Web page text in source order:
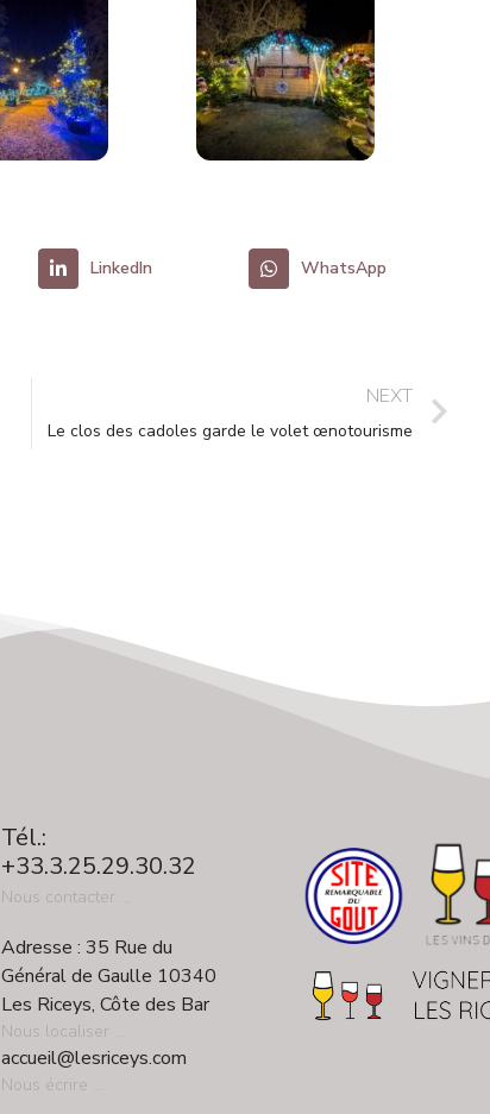
LinkedIn WhatsApp
NEXT
Le clos des cadoles garde le volet œnotourisme
Tél.:
+33.3.25.29.30.32
Nous contacter ...
Adresse : 35 Rue du
Général de Gaulle 10340
Les Riceys, Côte des Bar
Nous localiser ...
accueil@lesriceys.com
Nous écrire ...